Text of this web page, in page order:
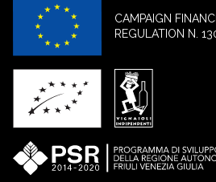
CAMPAIGN
REGULATION N.